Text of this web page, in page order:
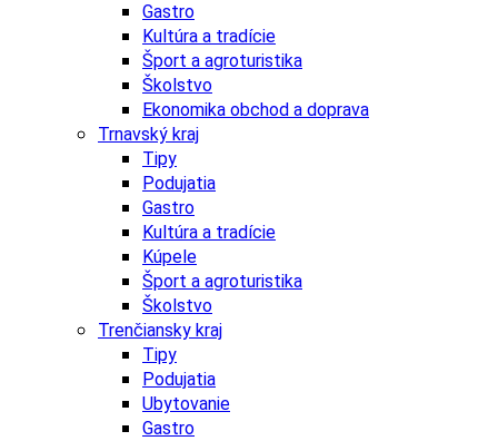
Gastro
Kultúra a tradície
Šport a agroturistika
Školstvo
Ekonomika obchod a doprava
Trnavský kraj
Tipy
Podujatia
Gastro
Kultúra a tradície
Kúpele
Šport a agroturistika
Školstvo
Trenčiansky kraj
Tipy
Podujatia
Ubytovanie
Gastro